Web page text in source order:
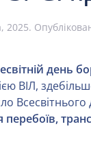
2025.
день
ВІЛ,